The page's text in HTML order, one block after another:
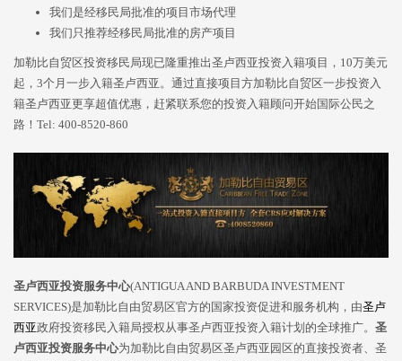
我们是经移民局批准的项目市场代理
我们只推荐经移民局批准的房产项目
加勒比自贸区投资移民局现已隆重推出圣卢西亚投资入籍项目，10万美元
起，3个月一步入籍圣卢西亚。通过直接项目方加勒比自贸区一步投资入
籍圣卢西亚更享超值优惠，赶紧联系您的投资入籍顾问开始国际公民之
路！Tel: 400-8520-860
圣卢西亚投资服务中心(ANTIGUA AND BARBUDA INVESTMENT
SERVICES)是加勒比自由贸易区官方的国家投资促进和服务机构，由圣卢
西亚政府投资移民入籍局授权从事圣卢西亚投资入籍计划的全球推广。 圣
卢西亚投资服务中心为加勒比自由贸易区圣卢西亚园区的直接投资者、圣